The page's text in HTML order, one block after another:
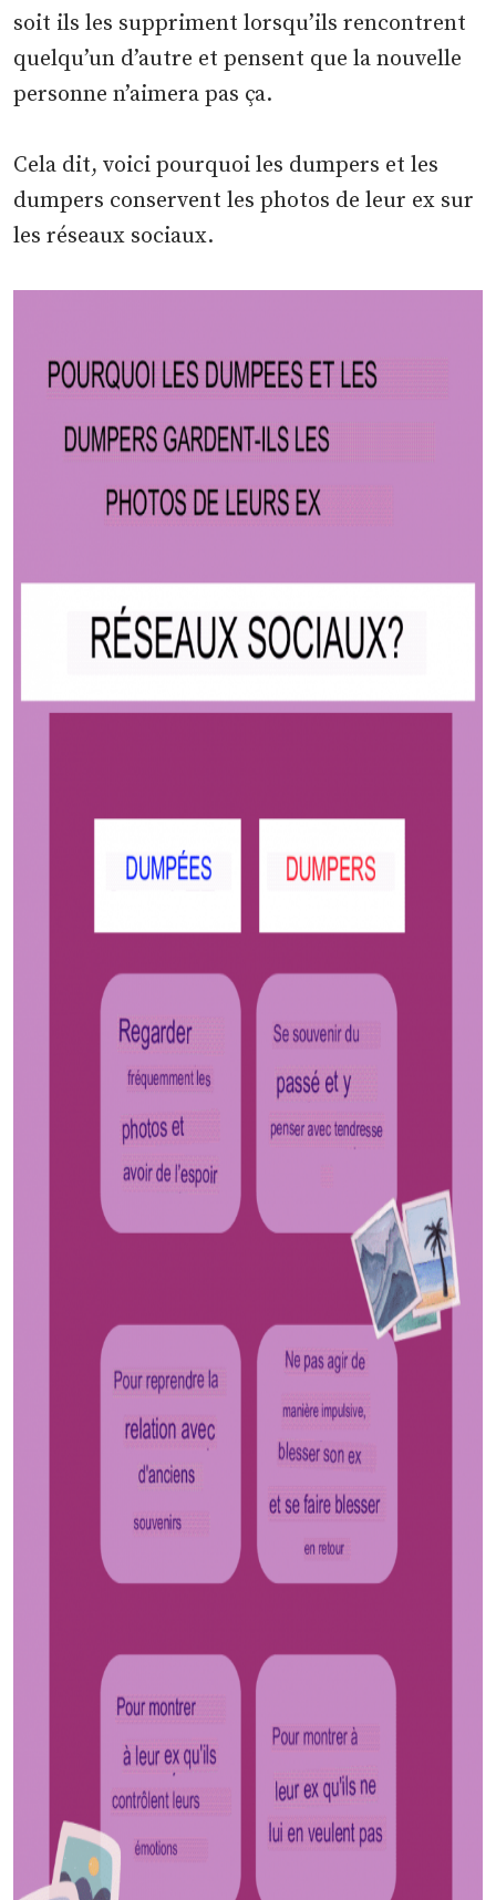
soit ils les suppriment lorsqu’ils rencontrent
quelqu’un d’autre et pensent que la nouvelle
personne n’aimera pas ça.
Cela dit, voici pourquoi les dumpers et les
dumpers conservent les photos de leur ex sur
les réseaux sociaux.